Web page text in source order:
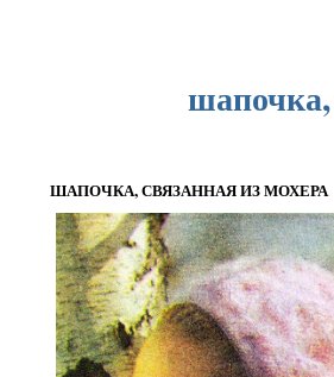
шапочка,
ШАПОЧКА, СВЯЗАННАЯ ИЗ МОХЕРА